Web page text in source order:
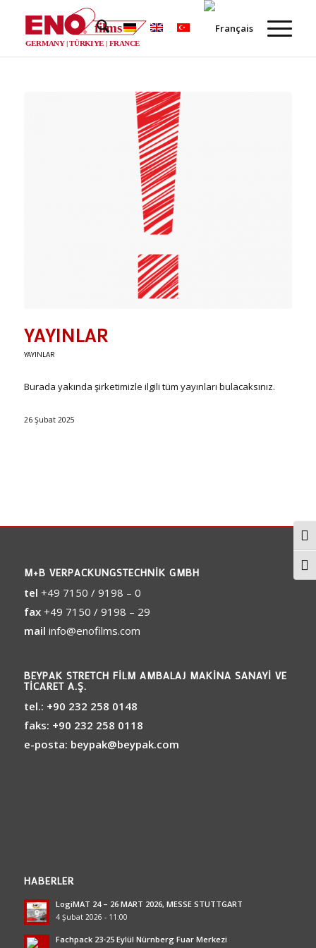
films
®
GERMANY | TÜRKIYE | FRANCE
YAYINLAR
YAYINLAR
Burada yakında şirketimizle ilgili tüm yayınları bulacaksınız.
26 Şubat 2025
M+B VERPACKUNGSTECHNIK GMBH
tel +49 7150 / 9198 – 0
fax +49 7150 / 9198 – 29
mail info@enofilms.com
BEYPAK STRETCH FILM AMBALAJ MAKINA SANAYI VE
TICARET A.Ş.
tel.: +90 232 258 0148
faks: +90 232 258 0118
e-posta: beypak@beypak.com
HABERLER
LogiMAT 24 – 26 MART 2026, MESSE STUTTGART
4 Şubat 2026 - 11:00
Fachpack 23-25 Eylül Nürnberg Fuar Merkezi